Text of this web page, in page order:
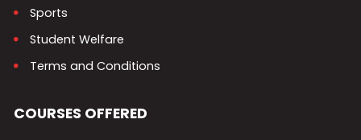
Sports
Student Welfare
Terms and Conditions
COURSES OFFERED